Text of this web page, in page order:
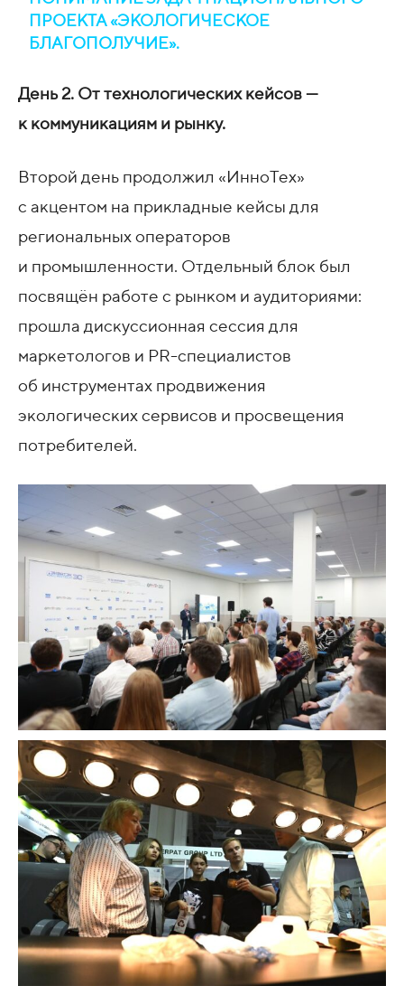
ПРОЕКТА «ЭКОЛОГИЧЕСКОЕ
БЛАГОПОЛУЧИЕ».
День 2. От технологических кейсов —
к коммуникациям и рынку.
Второй день продолжил «ИнноТех»
с акцентом на прикладные кейсы для
региональных операторов
и промышленности. Отдельный блок был
посвящён работе с рынком и аудиториями:
прошла дискуссионная сессия для
маркетологов и PR-специалистов
об инструментах продвижения
экологических сервисов и просвещения
потребителей.